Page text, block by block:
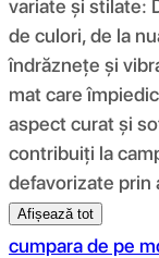
variate și stilate:
de culori, de la
îndrăznețe și
mat care
aspect curat și
contribuiți la
defavorizate prin
Afișează tot
cumpara de pe